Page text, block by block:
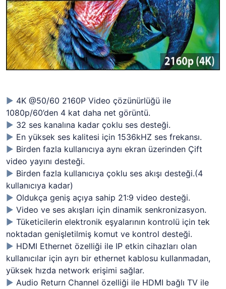
► 4K @50/60 2160P Video çözünürlüğü ile
1080p/60’den 4 kat daha net görüntü.
► 32 ses kanalına kadar çoklu ses desteği.
► En yüksek ses kalitesi için 1536kHZ ses frekansı.
► Birden fazla kullanıcıya aynı ekran üzerinden Çift
video yayını desteği.
► Birden fazla kullanıcıya çoklu ses akışı desteği.(4
kullanıcıya kadar)
► Oldukça geniş açıya sahip 21:9 video desteği.
► Video ve ses akışları için dinamik senkronizasyon.
► Tüketicilerin elektronik eşyalarının kontrolü için tek
noktadan genişletilmiş komut ve kontrol desteği.
► HDMI Ethernet özelliği ile IP etkin cihazları olan
kullanıcılar için ayrı bir ethernet kablosu kullanmadan,
yüksek hızda network erişimi sağlar.
► Audio Return Channel özelliği ile HDMI bağlı TV ile